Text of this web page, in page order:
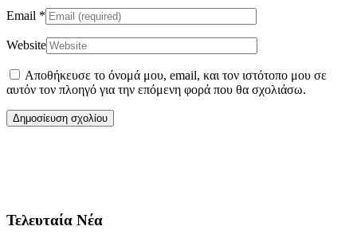
Email *
Website
Αποθήκευσε το όνομά μου, email, και τον ιστότοπο μου σε
αυτόν τον πλοηγό για την επόμενη φορά που θα σχολιάσω.
Τελευταία Νέα